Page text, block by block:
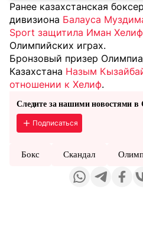
Ранее казахстанская
дивизиона Балауса
Sport защитила Иман Хелиф
Олимпийских играх.
Бронзовый призер
Казахстана Назым
отношении к Хелиф.
Следите за нашими новостями в
Подписаться
Бокс Скандал